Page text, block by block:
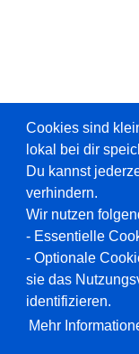
Cookies sind
lokal bei dir
Du kannst
verhindern.
Wir nutzen
- Essentielle
- Optionale
sie das
identifizieren.
Mehr